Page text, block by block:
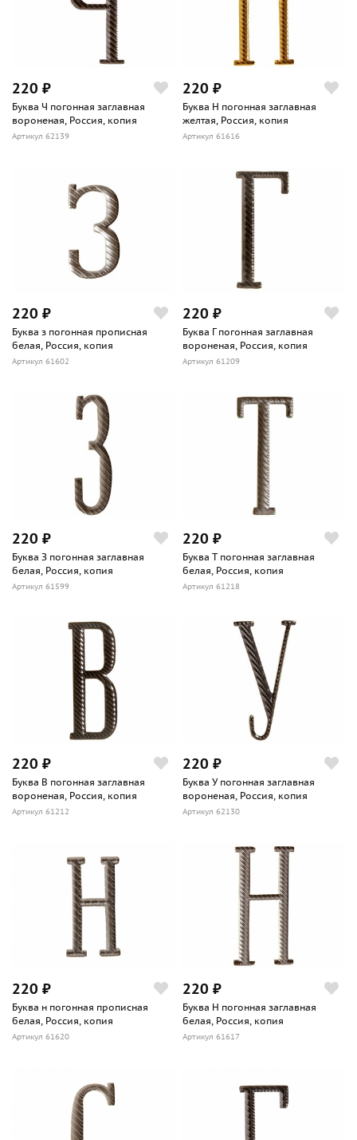
220 ₽
Буква Ч погонная заглавная
вороненая, Россия, копия
Артикул 62139
220 ₽
Буква Н погонная заглавная
желтая, Россия, копия
Артикул 61616
220 ₽
Буква з погонная прописная
белая, Россия, копия
Артикул 61602
220 ₽
Буква Г погонная заглавная
вороненая, Россия, копия
Артикул 61209
220 ₽
Буква З погонная заглавная
белая, Россия, копия
Артикул 61599
220 ₽
Буква Т погонная заглавная
белая, Россия, копия
Артикул 61218
220 ₽
Буква В погонная заглавная
вороненая, Россия, копия
Артикул 61212
220 ₽
Буква У погонная заглавная
вороненая, Россия, копия
Артикул 62130
220 ₽
Буква н погонная прописная
белая, Россия, копия
Артикул 61620
220 ₽
Буква Н погонная заглавная
белая, Россия, копия
Артикул 61617